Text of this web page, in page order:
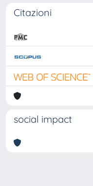
Citazioni
social impact